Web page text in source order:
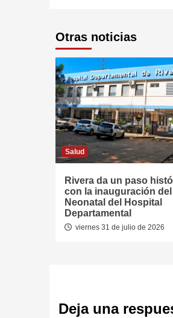
Otras noticias
Salud
Rivera da un paso
con la inauguración del
Neonatal del Hospital
Departamental
viernes 31 de julio de 2026
Deja una